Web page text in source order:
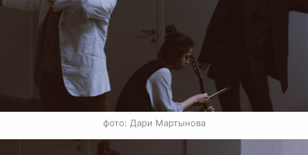
фото: Дари Мартынова